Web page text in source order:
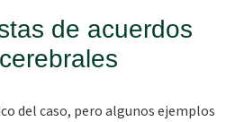
de acuerdos
del caso, pero algunos ejemplos